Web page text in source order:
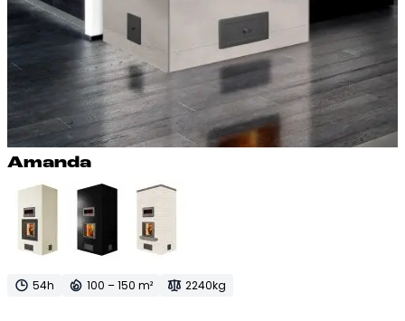
Aman­da
54h 100 – 150 m² 2240kg